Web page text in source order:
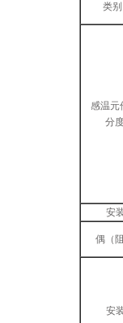
类别
感温元
分
安
偶（
安